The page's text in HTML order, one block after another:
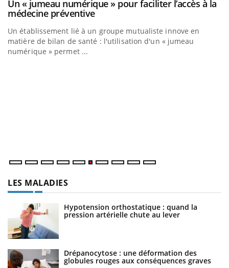
Youtube
Un « jumeau numérique » pour faciliter l’accès à la
médecine préventiveYoutube
Un établissement lié à un groupe mutualiste innove en
matière de bilan de santé : l'utilisation d'un « jumeau
numérique » permet ...
LES MALADIES
Hypotension orthostatique : quand la
pression artérielle chute au lever
Drépanocytose : une déformation des
globules rouges aux conséquences graves